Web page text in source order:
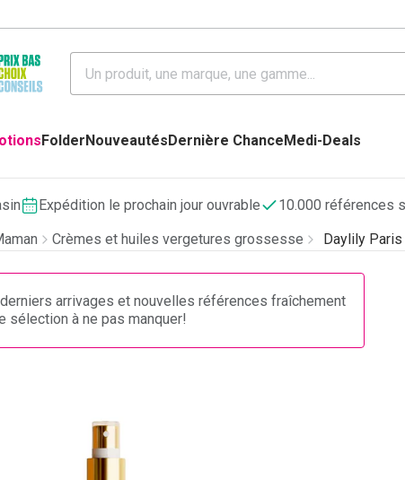
FolderNouveautésDernière ChanceMedi-Deals
Expédition le prochain jour ouvrable 10.000 références
Crèmes et huiles vergetures grossesse Daylily
arrivages et nouvelles références fraîchement
sélection à ne pas manquer!